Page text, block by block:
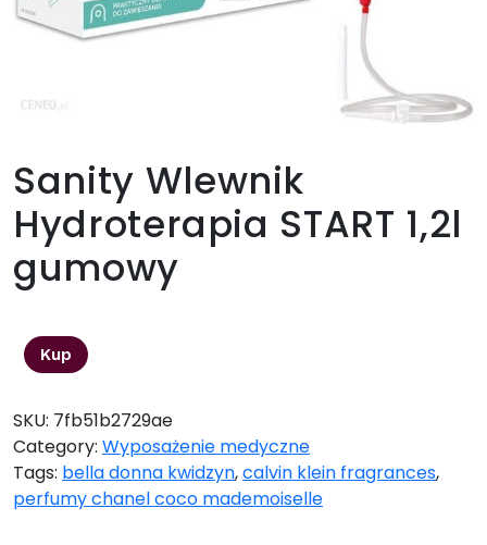
Sanity Wlewnik
Hydroterapia START 1,2l
gumowy
Kup
SKU: 7fb51b2729ae
Category: Wyposażenie medyczne
Tags: bella donna kwidzyn,calvin klein fragrances,
perfumy chanel coco mademoiselle